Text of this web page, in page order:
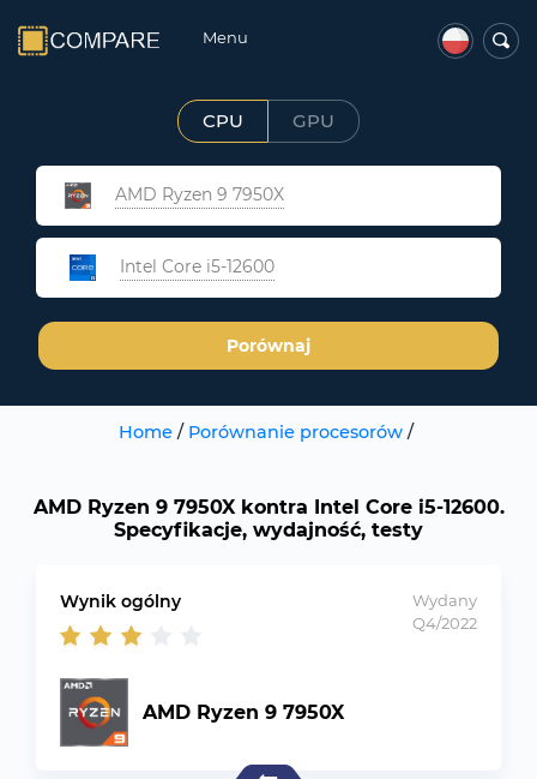
Menu
CPU GPU
AMD Ryzen 9 7950X
Intel Core i5-12600
Porównaj
Home / Porównanie procesorów /
AMD Ryzen 9 7950X kontra Intel Core i5-12600.
Specyfikacje, wydajność, testy
Wynik ogólny
Wydany
Q4/2022
AMD Ryzen 9 7950X